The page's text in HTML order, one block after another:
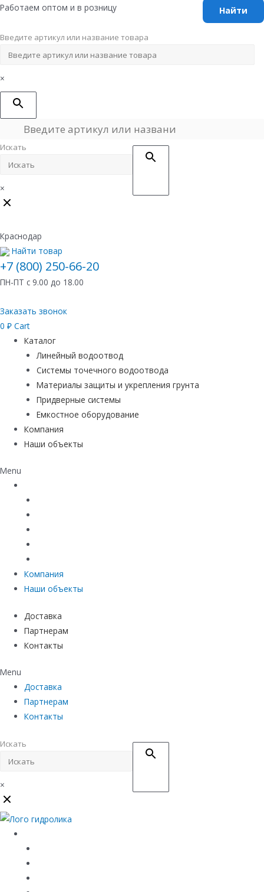
Перейти
содержимому
Работаем оптом и в розницу
Введите артикул или название товара
×
Искать
×
Краснодар
Найти товар
+7 (800) 250-66-20
ПН-ПТ с 9.00 до 18.00
Заказать звонок
0 ₽ Cart
Каталог
Линейный водоотвод
Системы точечного водоотвода
Материалы защиты и укрепления грунта
Придверные системы
Емкостное оборудование
Компания
Наши объекты
Menu
Компания
Наши объекты
Доставка
Партнерам
Контакты
Menu
Доставка
Партнерам
Контакты
Искать
×